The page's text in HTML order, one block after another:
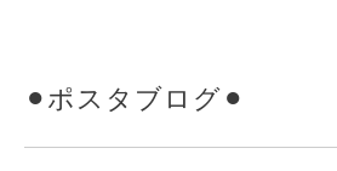
⚫︎ポスタブログ⚫︎